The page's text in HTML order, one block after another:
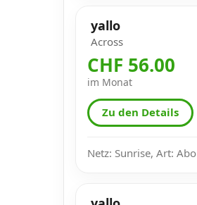
yallo
Across
CHF 56.00
im Monat
Zu den Details
Netz: Sunrise, Art: Abo